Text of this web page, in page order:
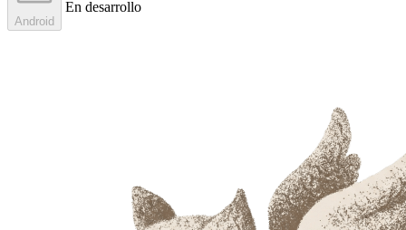
Android
En desarrollo